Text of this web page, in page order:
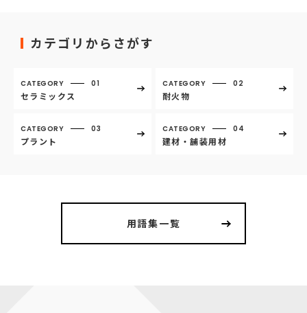
カテゴリからさがす
CATEGORY 01
セラミックス
CATEGORY 02
耐火物
CATEGORY 03
プラント
CATEGORY 04
建材・舗装用材
用語集一覧